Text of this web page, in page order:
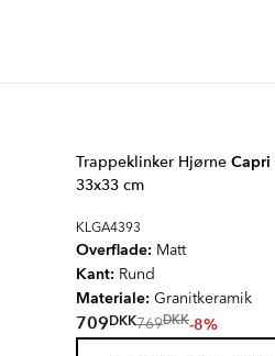
Trappeklinker Hjørne Capri
33x33 cm
KLGA4393
Overflade: Matt
Kant: Rund
Materiale: Granitkeramik
709DKK769DKK-8%